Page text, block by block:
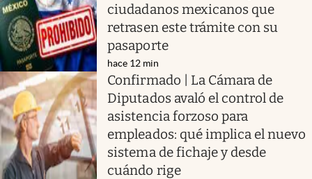
ciudadanos mexicanos que
retrasen este trámite con su
pasaporte
hace 12 min
Confirmado | La Cámara de
Diputados avaló el control de
asistencia forzoso para
empleados: qué implica el nuevo
sistema de fichaje y desde
cuándo rige